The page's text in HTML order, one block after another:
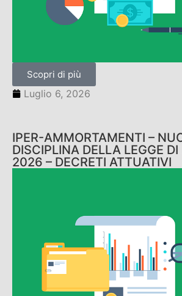
Scopri di più
Luglio 6, 2026
IPER-AMMORTAMENTI –
DISCIPLINA DELLA LEGGE
2026 – DECRETI ATTUATIVI